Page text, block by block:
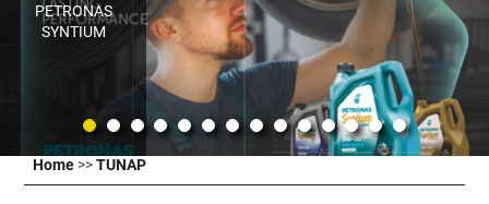
PETRONAS
SYNTIUM
Home >>TUNAP